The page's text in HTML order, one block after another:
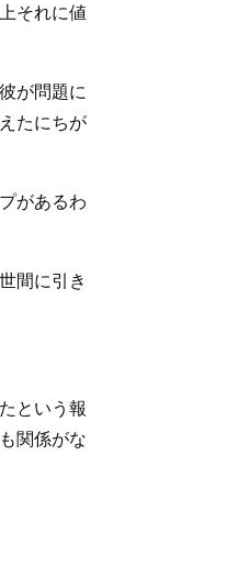
それに値
が問題に
たにちが
があるわ
間に引き
という報
関係がな